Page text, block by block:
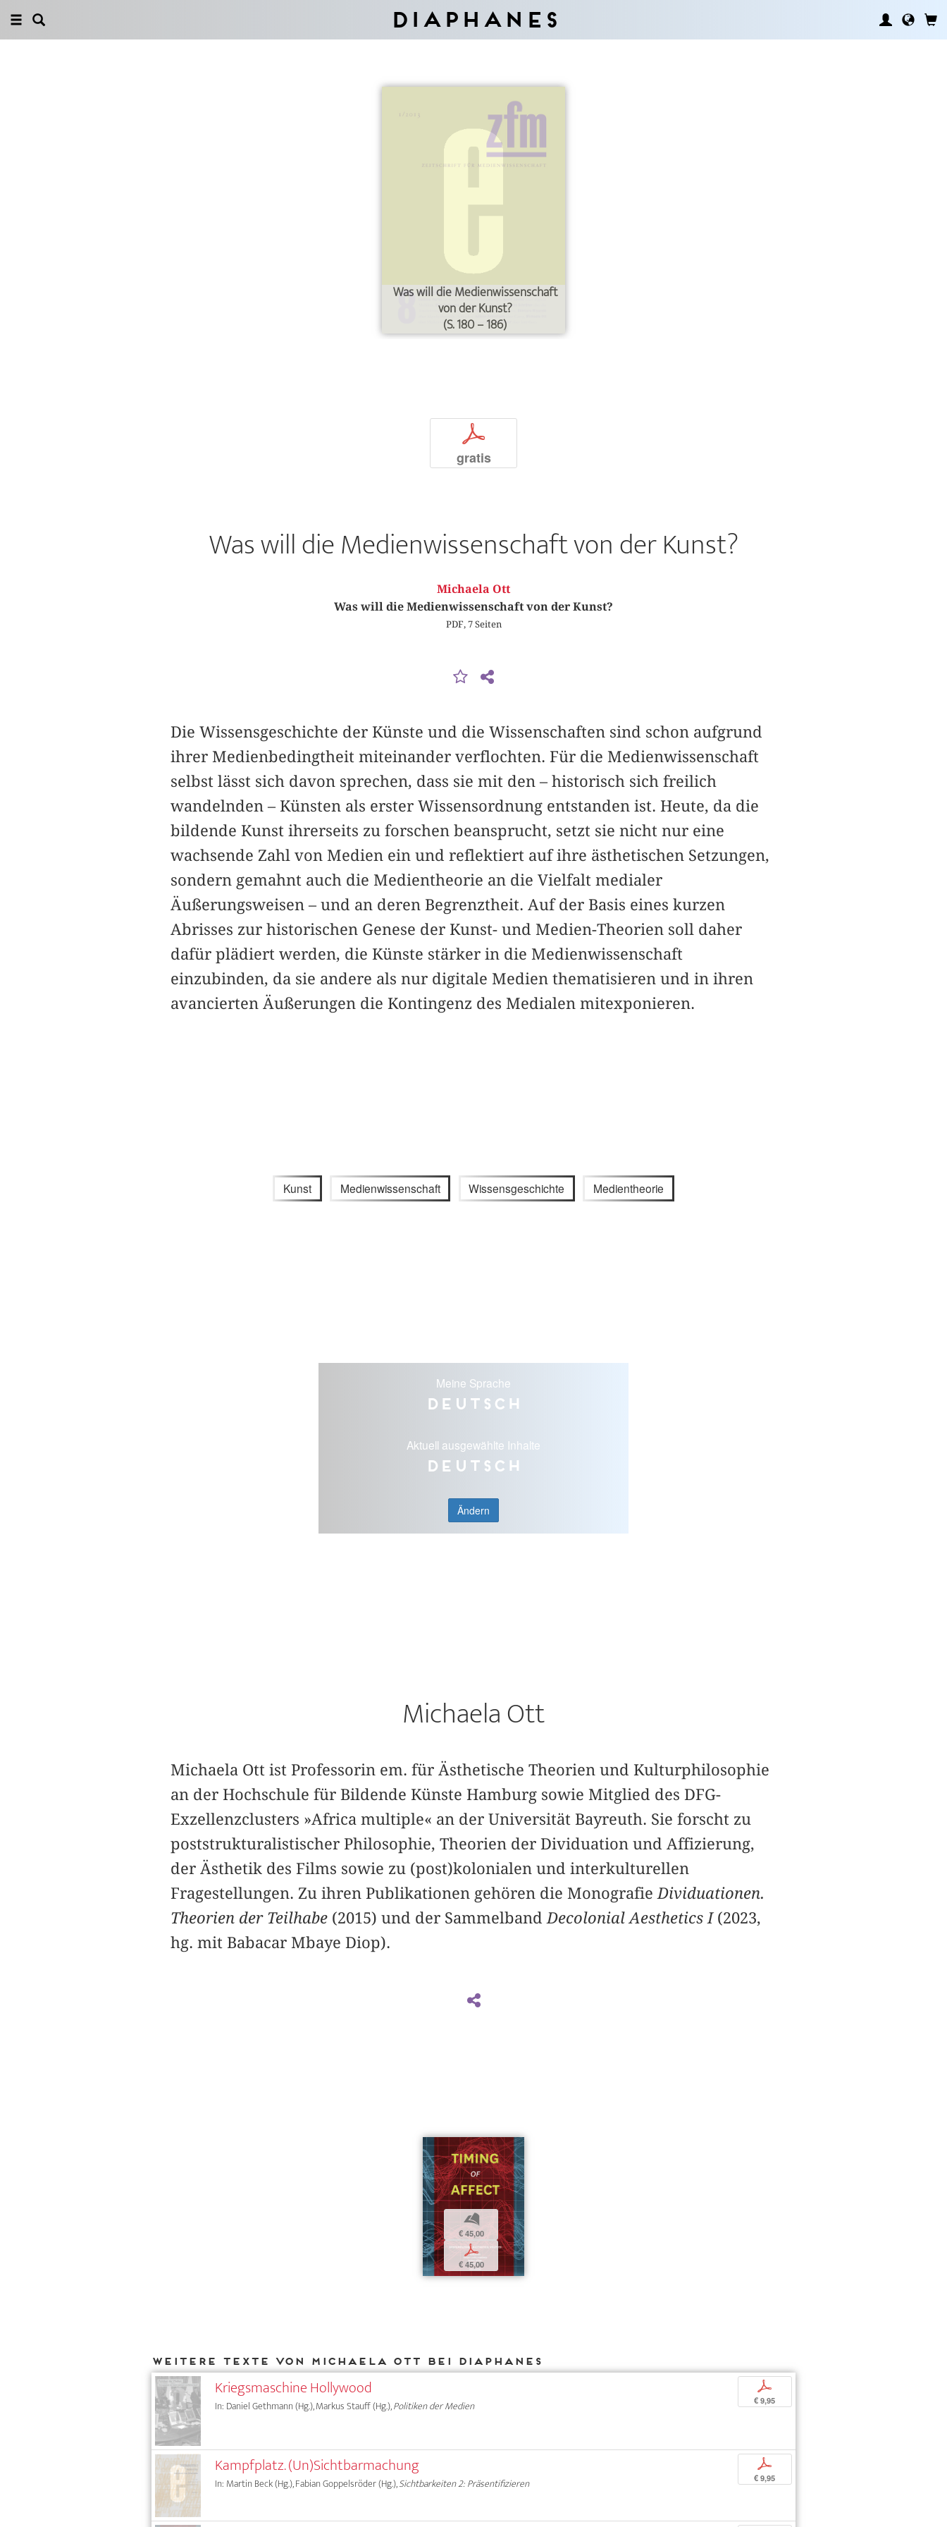
Diaphanes
Was will die Medienwissenschaft
von der Kunst?
(S. 180 – 186)
p
gratis
Was will die Medienwissenschaft von der Kunst?
Michaela Ott
Was will die Medienwissenschaft von der Kunst?
PDF, 7 Seiten
Die Wissensgeschichte der Künste und die Wissenschaften sind schon aufgrund
ihrer Medienbedingtheit miteinander verflochten. Für die Medienwissenschaft
selbst lässt sich davon sprechen, dass sie mit den – historisch sich freilich
wandelnden – Künsten als erster Wissensordnung entstanden ist. Heute, da die
bildende Kunst ihrerseits zu forschen beansprucht, setzt sie nicht nur eine
wachsende Zahl von Medien ein und reflektiert auf ihre ästhetischen Setzungen,
sondern gemahnt auch die Medientheorie an die Vielfalt medialer
Äußerungsweisen – und an deren Begrenztheit. Auf der Basis eines kurzen
Abrisses zur historischen Genese der Kunst- und Medien-Theorien soll daher
dafür plädiert werden, die Künste stärker in die Medienwissenschaft
einzubinden, da sie andere als nur digitale Medien thematisieren und in ihren
avancierten Äußerungen die Kontingenz des Medialen mitexponieren.
Kunst Medienwissenschaft Wissensgeschichte Medientheorie
Meine Sprache
Deutsch
Aktuell ausgewählte Inhalte
Deutsch
Ändern
Michaela Ott
Michaela Ott ist Professorin em. für Ästhetische Theorien und Kulturphilosophie
an der Hochschule für Bildende Künste Hamburg sowie Mitglied des DFG-
Exzellenzclusters »Africa multiple« an der Universität Bayreuth. Sie forscht zu
poststrukturalistischer Philosophie, Theorien der Dividuation und Affizierung,
der Ästhetik des Films sowie zu (post)kolonialen und interkulturellen
Fragestellungen. Zu ihren Publikationen gehören die Monografie Dividuationen.
Theorien der Teilhabe(2015) und der Sammelband Decolonial Aesthetics I(2023,
hg. mit ­Babacar Mbaye Diop).
b
€ 45,00
p
€ 45,00
Weitere Texte von Michaela Ott bei DIAPHANES
Kriegsmaschine Hollywood
In: Daniel Gethmann (Hg.), Markus Stauff (Hg.),Politiken der Medien
p
€ 9,95
Kampfplatz. (Un)Sichtbarmachung
In: Martin Beck (Hg.), Fabian Goppelsröder (Hg.),Sichtbarkeiten 2: Präsentifizieren
p
€ 9,95